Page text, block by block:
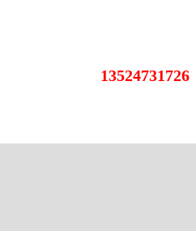
13524731726